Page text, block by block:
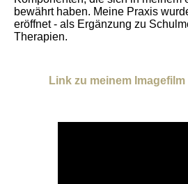
bewährt haben. Meine Praxis
eröffnet - als Ergänzung zu
Therapien.
Link zu meinem